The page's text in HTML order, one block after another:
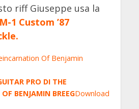
riff Giuseppe usa la
1 Custom ’87
Of Benjamin
PRO DI THE
BENJAMIN BREEGDownload